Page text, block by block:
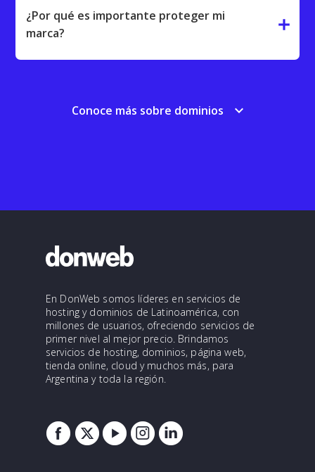
¿Por qué es importante proteger mi
marca?
add
Conoce más sobre dominios keyboard_arrow_down
En DonWeb somos líderes en servicios de
hosting y dominios de Latinoamérica, con
millones de usuarios, ofreciendo servicios de
primer nivel al mejor precio. Brindamos
servicios de hosting, dominios, página web,
tienda online, cloud y muchos más, para
Argentina y toda la región.